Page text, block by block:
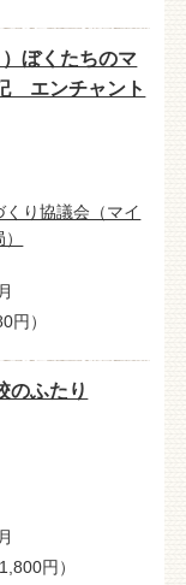
）ぼくたちのマ
エンチャント
り協議会（マイ
）
のふたり
円）